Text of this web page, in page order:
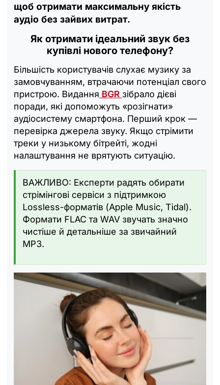
щоб отримати максимальну якість
аудіо без зайвих витрат.
Як отримати ідеальний звук без
купівлі нового телефону?
Більшість користувачів слухає музику за
замовчуванням, втрачаючи потенціал свого
пристрою. Видання BGR зібрало дієві
поради, які допоможуть «розігнати»
аудіосистему смартфона. Перший крок —
перевірка джерела звуку. Якщо стрімити
треки у низькому бітрейті, жодні
налаштування не врятують ситуацію.
ВАЖЛИВО: Експерти радять обирати
стрімінгові сервіси з підтримкою
Lossless-форматів (Apple Music, Tidal).
Формати FLAC та WAV звучать значно
чистіше й детальніше за звичайний
MP3.